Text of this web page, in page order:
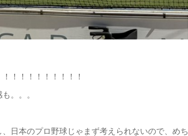
！！！！！！！！！
。。。
日本のプロ野球じゃまず考えられないので、めち